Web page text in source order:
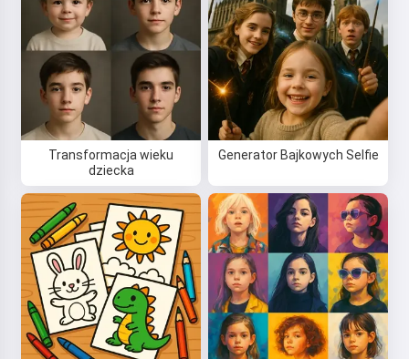
Transformacja wieku
dziecka
Generator Bajkowych Selfie
Cześć! Jestem Storiko 👋
Opowiadam magiczne сказки na
dobranoc dla Twoich dzieci 🌟